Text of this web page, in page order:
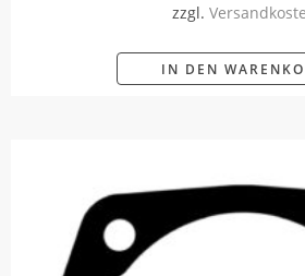
zzgl.
IN DEN